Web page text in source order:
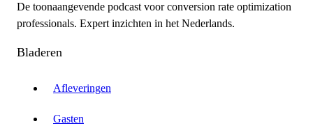
De toonaangevende podcast voor conversion rate optimization
professionals. Expert inzichten in het Nederlands.
Bladeren
Afleveringen
Gasten